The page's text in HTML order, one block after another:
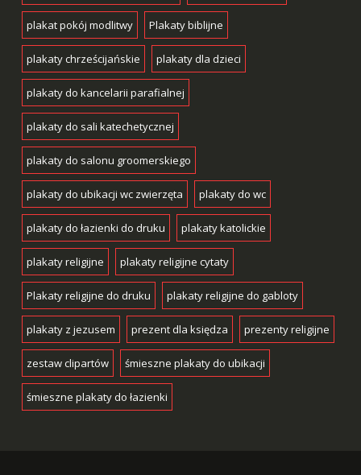
plakat pokój modlitwy Plakaty biblijne
plakaty chrześcijańskie plakaty dla dzieci
plakaty do kancelarii parafialnej
plakaty do sali katechetycznej
plakaty do salonu groomerskiego
plakaty do ubikacji wc zwierzęta plakaty do wc
plakaty do łazienki do druku plakaty katolickie
plakaty religijne plakaty religijne cytaty
Plakaty religijne do druku plakaty religijne do gabloty
plakaty z jezusem prezent dla księdza prezenty religijne
zestaw clipartów śmieszne plakaty do ubikacji
śmieszne plakaty do łazienki